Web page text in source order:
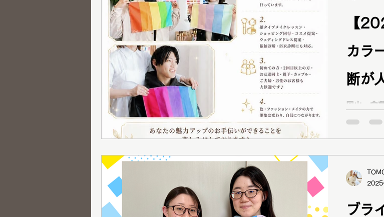
ステージアップブランディング講座 1DAY垢抜けプレミアムトータル診断
メイクレッスン トータル診断 パーソナルカラー診断 パーソナ
グループ診断 骨格診断 顔タイプ診断
メニュー紹介 新メニュー ファッションカラー48タイプ診断 コ
【
カラ
断が
子で
✨👭
岡山・倉
断・顔タ
ブラ
2025